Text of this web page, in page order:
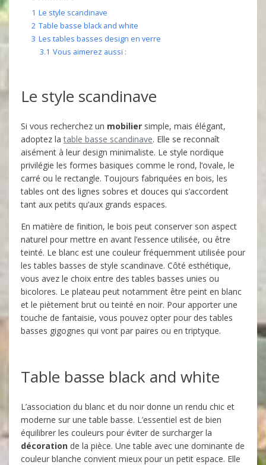
1 Le style scandinave
2 Table basse black and white
3 Les tables basses design en verre
3.1 Vous aimerez aussi :
Le style scandinave
Si vous recherchez un mobilier simple, mais élégant,
adoptez latable basse scandinave. Elle se reconnaît
aisément à leur design minimaliste. Le style nordique
privilégie les formes basiques comme le rond, l’ovale, le
carré ou le rectangle. Toujours fabriquées en bois, les
tables ont des lignes sobres et douces qui s’accordent
tant aux petits qu’aux grands espaces.
En matière de finition, le bois peut conserver son aspect
naturel pour mettre en avant l’essence utilisée, ou être
teinté. Le blanc est une couleur fréquemment utilisée pour
les tables basses de style scandinave. Côté esthétique,
vous avez le choix entre des tables basses unies ou
bicolores. Le plateau peut notamment être peint en blanc
et le piètement brut ou teinté en noir. Pour apporter une
touche de fantaisie, vous pouvez opter pour des tables
basses gigognes qui vont par paires ou en triptyque.
Table basse black and white
L’association du blanc et du noir donne un rendu chic et
moderne sur une table basse. L’essentiel est de bien
équilibrer les couleurs pour éviter de surcharger la
décoration de la pièce. Une table avec une dominante de
couleur blanche convient mieux pour un petit espace. Elle